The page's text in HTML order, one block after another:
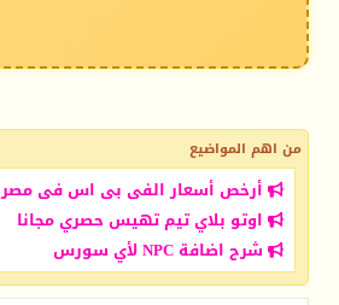
من اهم المواضيع
أرخص أسعار الفى بى اس فى مصر
اوتو بلاي تيم تهيس حصري مجانا
شرح اضافة NPC لأي سورس